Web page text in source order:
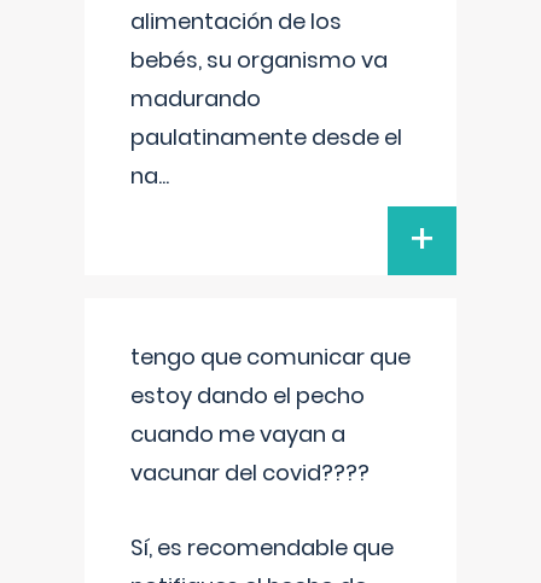
alimentación de los
bebés, su organismo va
madurando
paulatinamente desde el
na...
+
tengo que comunicar que
estoy dando el pecho
cuando me vayan a
vacunar del covid????
Sí, es recomendable que